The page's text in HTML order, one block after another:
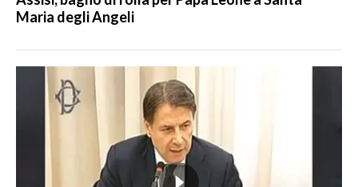
Maria degli Angeli